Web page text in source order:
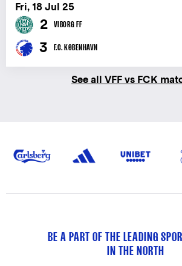
Fri, 18 Jul 25
2 VIBORG FF
3 F.C. KØBENHAVN
See all VFF vs FCK
BE A PART OF THE LEADING
IN THE NORTH